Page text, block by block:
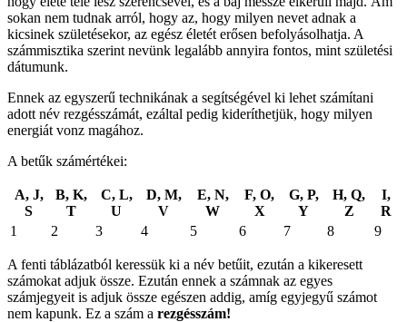
sokan nem tudnak arról, hogy az, hogy milyen nevet adnak a
kicsinek születésekor, az egész életét erősen befolyásolhatja. A
számmisztika szerint nevünk legalább annyira fontos, mint születési
dátumunk.
Ennek az egyszerű technikának a segítségével ki lehet számítani
adott név rezgésszámát, ezáltal pedig kideríthetjük, hogy milyen
energiát vonz magához.
A betűk számértékei:
A, J,
S
B, K,
T
C, L,
U
D, M,
V
E, N,
W
F, O,
X
G, P,
Y
H, Q,
Z
I,
R
1
2 3 4 5 6 7 8 9
A fenti táblázatból keressük ki a név betűit, ezután a kikeresett
számokat adjuk össze. Ezután ennek a számnak az egyes
számjegyeit is adjuk össze egészen addig, amíg egyjegyű számot
nem kapunk. Ez a szám a rezgésszám!